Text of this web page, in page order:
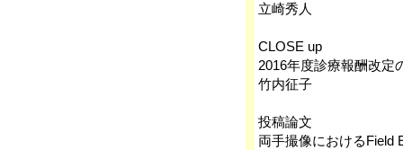
立崎秀人
CLOSE up
2016年度診療報酬改定
竹内征子
投稿論文
両手撮像におけるField